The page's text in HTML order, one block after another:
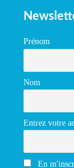
Prénom
Nom
Entrez votre
En